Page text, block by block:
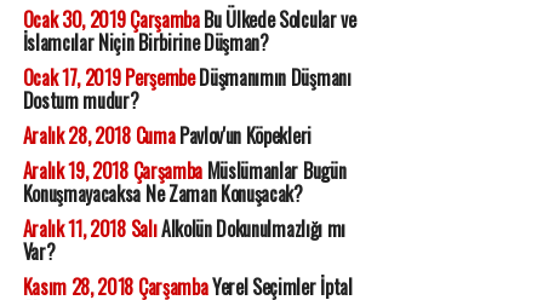
Ocak 30, 2019 ÇarşambaBu Ülkede Solcular ve
İslamcılar Niçin Birbirine Düşman?
Ocak 17, 2019 PerşembeDüşmanımın Düşmanı
Dostum mudur?
Aralık 28, 2018 CumaPavlov'un Köpekleri
Aralık 19, 2018 ÇarşambaMüslümanlar Bugün
Konuşmayacaksa Ne Zaman Konuşacak?
Aralık 11, 2018 SalıAlkolün Dokunulmazlığı mı
Var?
Kasım 28, 2018 ÇarşambaYerel Seçimler İptal